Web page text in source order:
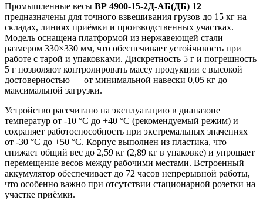
Промышленные весы ВР 4900-15-2Д-АБ(ДБ) 12
предназначены для точного взвешивания грузов до 15 кг на
складах, линиях приёмки и производственных участках.
Модель оснащена платформой из нержавеющей стали
размером 330×330 мм, что обеспечивает устойчивость при
работе с тарой и упаковками. Дискретность 5 г и погрешность
5 г позволяют контролировать массу продукции с высокой
достоверностью — от минимальной навески 0,05 кг до
максимальной загрузки.
Устройство рассчитано на эксплуатацию в диапазоне
температур от -10 °C до +40 °C (рекомендуемый режим) и
сохраняет работоспособность при экстремальных значениях
от -30 °C до +50 °C. Корпус выполнен из пластика, что
снижает общий вес до 2,59 кг (2,89 кг в упаковке) и упрощает
перемещение весов между рабочими местами. Встроенный
аккумулятор обеспечивает до 72 часов непрерывной работы,
что особенно важно при отсутствии стационарной розетки на
участке приёмки.